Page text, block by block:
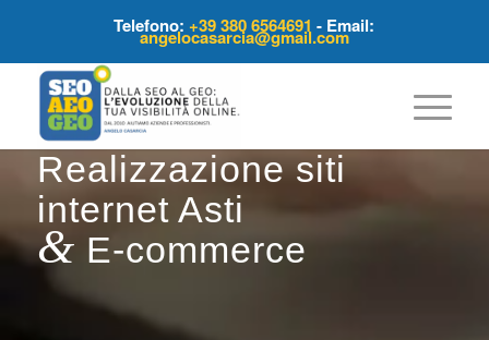
Telefono:+39 380 6564691 - Email:
angelocasarcia@gmail.com
Realizzazione siti
internet Asti
& E-commerce